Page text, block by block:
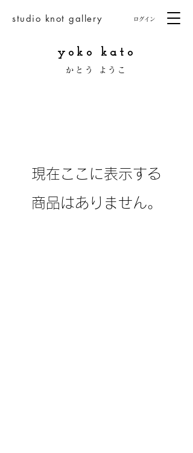
studio knot gallery ログイン
yoko kato
かとう ようこ
現在ここに表示する
商品はありません。